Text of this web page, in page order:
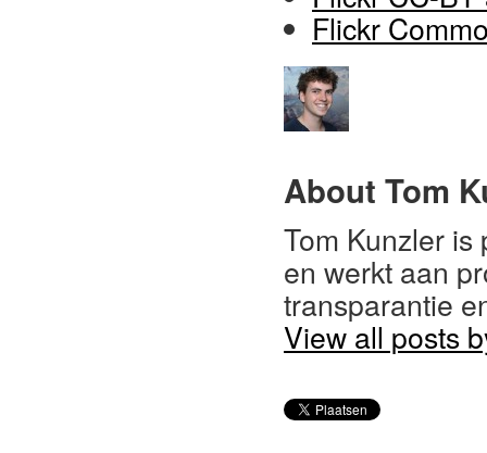
Flickr
About Tom
Tom Kunzler
en werkt aan
transparantie
View all posts